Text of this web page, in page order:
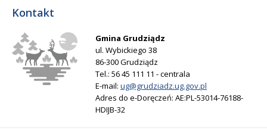
Kontakt
Gmina Grudziądz
ul. Wybickiego 38
86-300 Grudziądz
Tel.: 56 45 111 11 - centrala
E-mail: ug@grudziadz.ug.gov.pl
Adres do e-Doręczeń: AE:PL-53014-76188-
HDIJB-32